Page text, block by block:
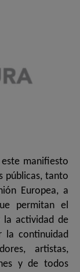
manifiesto
públicas, tanto
Europea, a
permitan el
la actividad de
la continuidad
artistas,
y de todos